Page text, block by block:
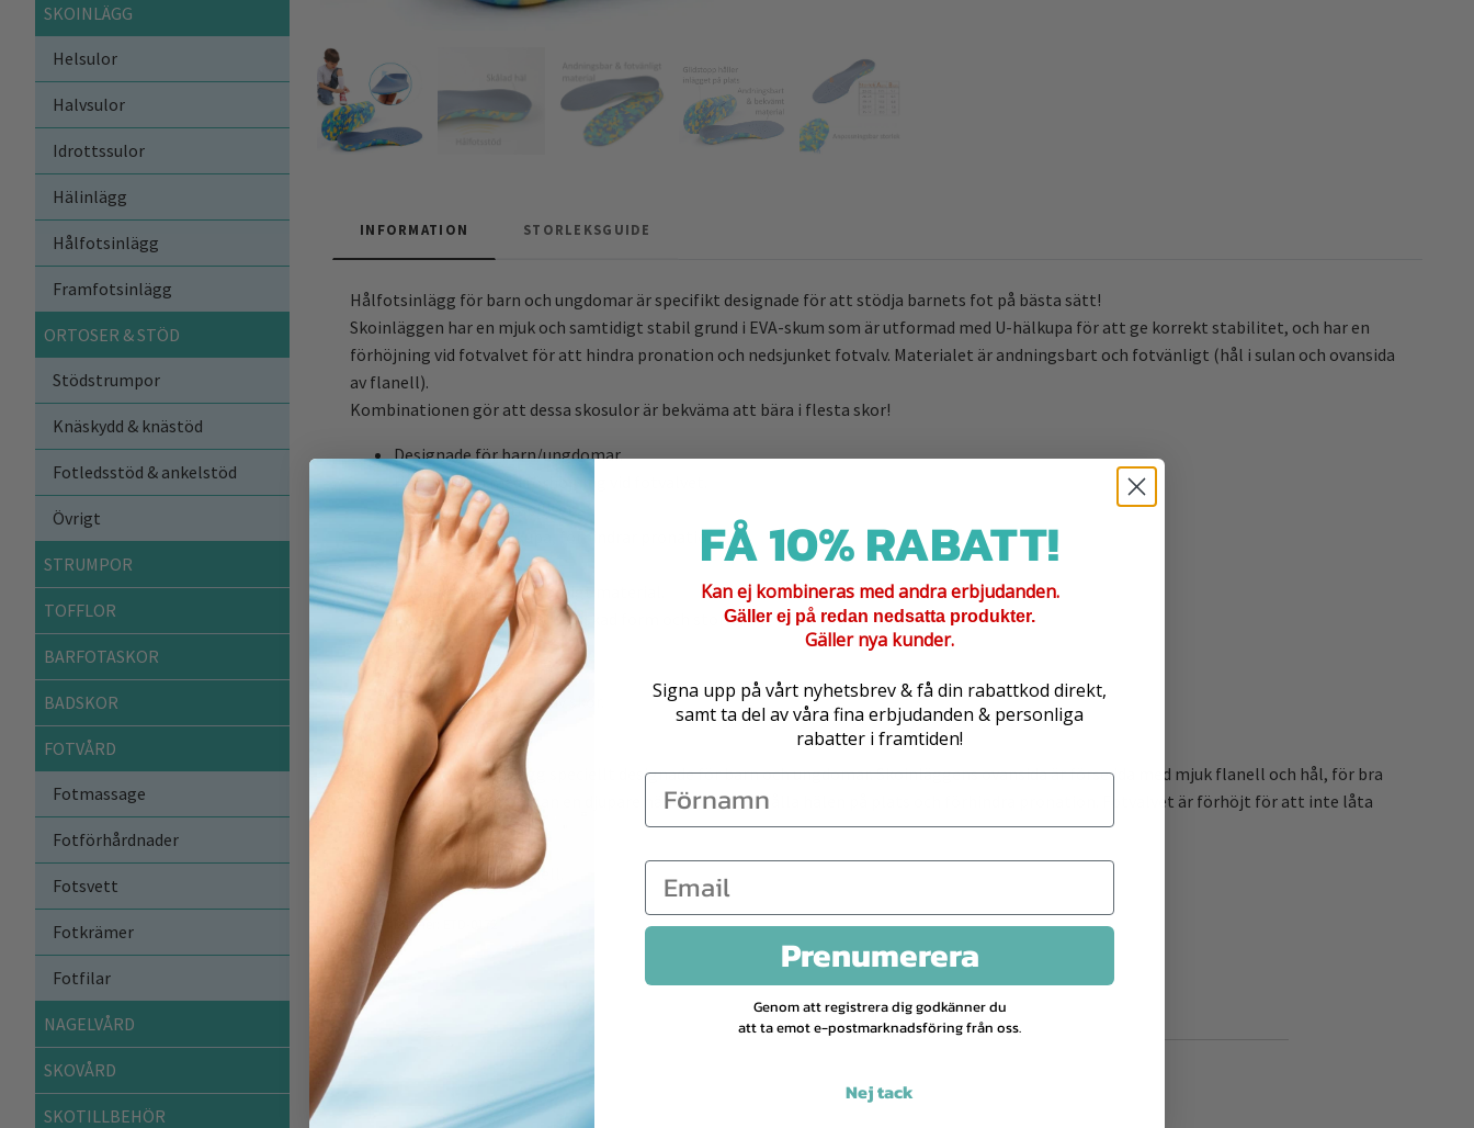
SKOINLÄGG
Helsulor
Halvsulor
Idrottssulor
Hälinlägg
Hålfotsinlägg
Framfotsinlägg
ORTOSER & STÖD
Stödstrumpor
Knäskydd & knästöd
Fotledsstöd & ankelstöd
Övrigt
STRUMPOR
TOFFLOR
BARFOTASKOR
BADSKOR
FOTVÅRD
Fotmassage
Fotförhårdnader
Fotsvett
Fotkrämer
Fotfilar
NAGELVÅRD
SKOVÅRD
SKOTILLBEHÖR
INFORMATION STORLEKSGUIDE
Hålfotsinlägg för barn och ungdomar är specifikt designade för att stödja barnets fot på bästa sätt!
Skoinläggen har en mjuk och samtidigt stabil grund i EVA-skum som är utformad med U-hälkupa för att ge korrekt stabilitet, och har en
förhöjning vid fotvalvet för att hindra pronation och nedsjunket fotvalv. Materialet är andningsbart och fotvänligt (hål i sulan och ovansida
av flanell).
Kombinationen gör att dessa skosulor är bekväma att bära i flesta skor!
Designade för barn/ungdomar.
Hålfotsstöd med förhöjning vid fotvalvet.
Skålad häl ger stabilitet.
Extra hög U-häl kupa, förhindrar pronation.
Bekväm EVA-sula.
Andningsbart & fotvänligt material.
Kan enkelt klippas till önskad form och storlek.
Hög kvalitet.
Junior storlekar.
Bekväm i olika typer av skor.
1 par.
Detta är ett par skoinlägg speciellt designade för barn och ungdomar. Skoinläggens ovansida är försedda med mjuk flanell och hål, för bra
fothälsa. Baktill finner man en djupare hälkupa för att hålla hälen på plats och förhindra pronation. Fotvalvet är förhöjt för att inte låta
foten sjunka ner.
EVA-skum, Flanell.
Artikelnummer:
FÅ 10% RABATT!
Kan ej kombineras med andra erbjudanden.
Gäller ej på redan nedsatta produkter.
Gäller nya kunder.
Signa upp på vårt nyhetsbrev & få din rabattkod direkt,
samt ta del av våra fina erbjudanden & personliga
rabatter i framtiden!
Prenumerera
Genom att registrera dig godkänner du
att ta emot e-postmarknadsföring från oss.
Nej tack